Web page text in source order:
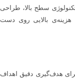
سطح بالا، طراحی
بالایی روی دست
هدف‌گیری دقیق اهداف